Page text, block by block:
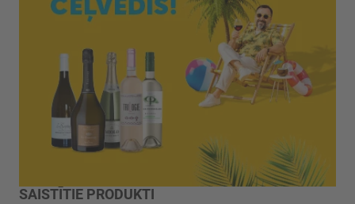
SAISTĪTIE PRODUKTI